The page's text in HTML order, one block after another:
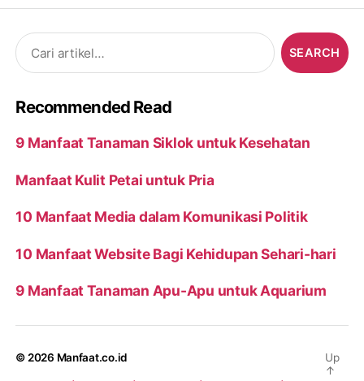
Search
for:
Recommended Read
9 Manfaat Tanaman Siklok untuk Kesehatan
Manfaat Kulit Petai untuk Pria
10 Manfaat Media dalam Komunikasi Politik
10 Manfaat Website Bagi Kehidupan Sehari-hari
9 Manfaat Tanaman Apu-Apu untuk Aquarium
© 2026 Manfaat.co.id
Up
↑